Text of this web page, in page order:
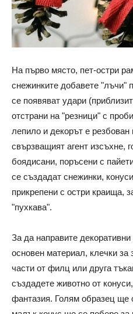
На първо място, пет-остри
снежинките добавете "лъчи"
се появяват удари
отстрани на "резници" с
лепило и декорът е
свързващият агент изсъхне,
боядисани, поръсени с
се създадат снежинки,
прикрепени с остри краища,
"пухкава".
За да направите
основен материал, клечки
части от филц или друга
създадете животно от
фантазия. Голям образец ще